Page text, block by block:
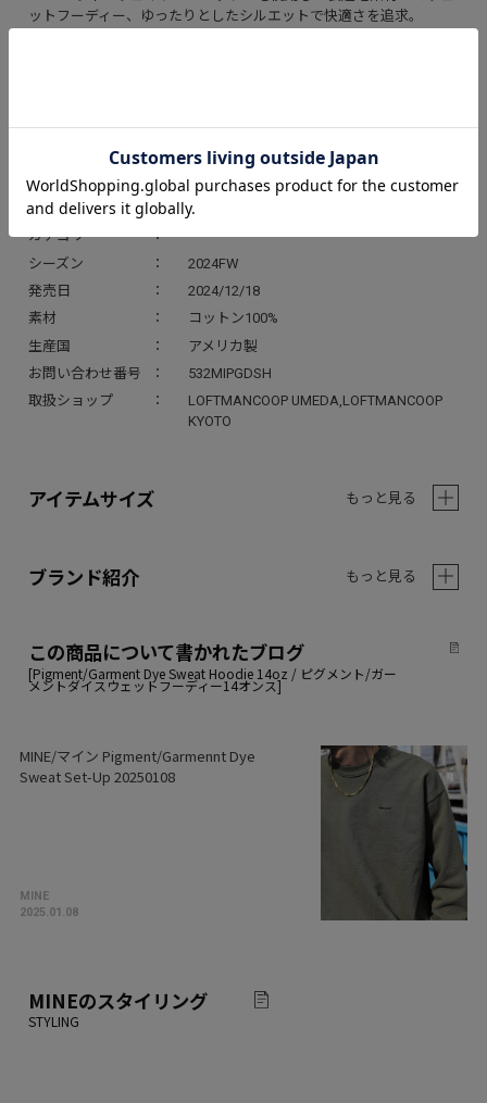
アイテム詳細
ブランド
MINE
カテゴリ
シーズン
2024FW
発売日
2024/12/18
素材
コットン100%
生産国
アメリカ製
お問い合わせ番号
532MIPGDSH
取扱ショップ
LOFTMANCOOP UMEDA,LOFTMANCOOP
KYOTO
ットフーディー、ゆったりとしたシルエットで快適さを追求。
アイテムサイズ もっと見る
ブランド紹介 もっと見る
この商品について書かれたブログ
MINE/マイン Pigment/Garmennt Dye
Sweat Set-Up 20250108
MINE
2025.01.08
MINEのスタイリング